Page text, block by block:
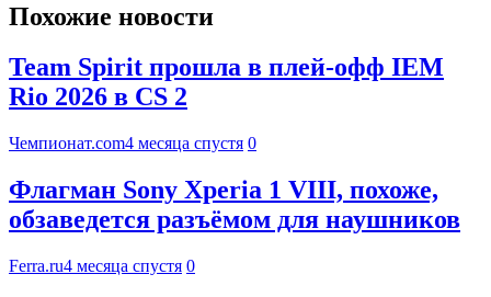
Похожие новости
Team Spirit прошла в плей-офф IEM
Rio 2026 в CS 2
Чемпионат.com4 месяца спустя 0
Флагман Sony Xperia 1 VIII, похоже,
обзаведется разъёмом для наушников
Ferra.ru4 месяца спустя 0